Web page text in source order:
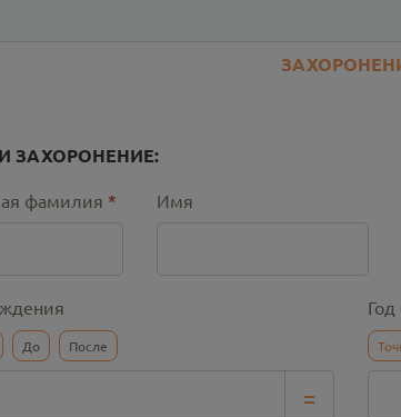
ЗАХОРОНЕНИЕ:
фамилия * Имя
До После
=
Год